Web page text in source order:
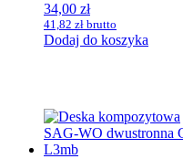
34,00 zł
41,82 zł brutto
Dodaj do koszyka